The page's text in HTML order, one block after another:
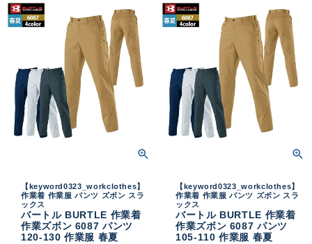
【keyword0323_workclothes】
作業着 作業服 パンツ ズボン スラ
ックス
バートル BURTLE 作業着
作業ズボン 6087 パンツ
120-130 作業服 春夏
【keyword0323_workclothes】
作業着 作業服 パンツ ズボン スラ
ックス
バートル BURTLE 作業着
作業ズボン 6087 パンツ
105-110 作業服 春夏